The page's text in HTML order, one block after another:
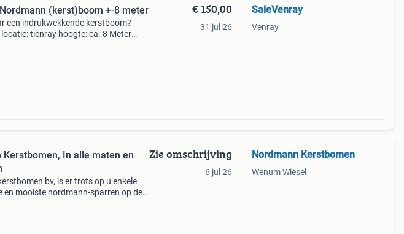
(kerst)boom +-8 meter
een indrukwekkende kerstboom?
locatie: tienray hoogte: ca. 8 Meter
€ 150,00
31 jul 26
SaleVenray
Venray
In alle maten en
bv, is er trots op u enkele
en mooiste nordmann-sparren op de
Zie omschrijving
6 jul 26
Nordmann Kerstbomen
Wenum Wiesel